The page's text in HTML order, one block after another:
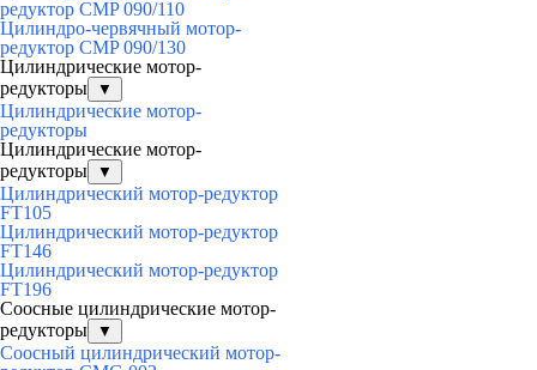
редуктор CMP 090/110
Цилиндро-червячный мотор-
редуктор CMP 090/130
Цилиндрические мотор-
редукторы
▼
Цилиндрические мотор-
редукторы
Цилиндрические мотор-
редукторы
▼
Цилиндрический мотор-редуктор
FT105
Цилиндрический мотор-редуктор
FT146
Цилиндрический мотор-редуктор
FT196
Соосные цилиндрические мотор-
редукторы
▼
Соосный цилиндрический мотор-